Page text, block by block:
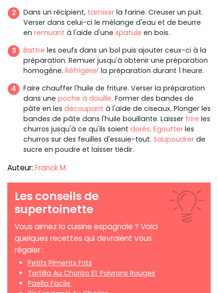
Dans un récipient, tamiser la farine. Creuser un puit.
Verser dans celui-ci le mélange d'eau et de beurre
en remuant à l'aide d'une spatule en bois.
Battre les oeufs dans un bol puis ajouter ceux-ci à la
préparation. Remuer jusqu'à obtenir une préparation
homogène. Réfrigérer la préparation durant 1 heure.
Faire chauffer l'huile de friture. Verser la préparation
dans une poche à douille. Former des bandes de
pâte en les découpant à l'aide de ciseaux. Plonger les
bandes de pâte dans l'huile bouillante. Laisser frire les
churros jusqu'à ce qu'ils soient dorés. Egoutter les
churros sur des feuilles d'essuie-tout. Saupoudrer de
sucre en poudre et laisser tiédir.
Auteur: Franck M.
Les conseils de
supertoinette
Vous aimez la cuisine espagnole ? Voici
quelques recettes qui devraient vous
régaler :
Petits Piments Frits
Tortilla Au Chorizo Et Poivrons Rouges
Paella Facile